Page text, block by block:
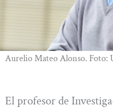
Aurelio Mateo Alonso. Foto:
El profesor de